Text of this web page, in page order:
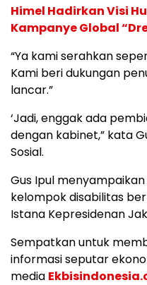
Himel Hadirkan Visi
Kampanye Global
“Ya kami serahkan
Kami beri dukungan
lancar.”
‘Jadi, enggak ada
dengan kabinet,” kata
Sosial.
Gus Ipul
kelompok disabilitas
Istana Kepresidenan
Sempatkan untuk
informasi seputar
media